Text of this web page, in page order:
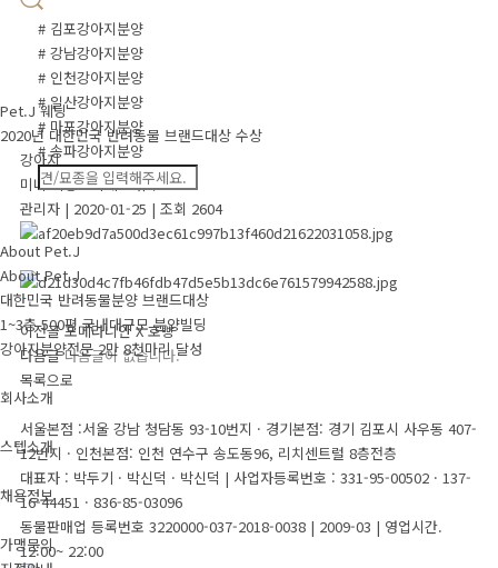
# 김포강아지분양
# 강남강아지분양
# 인천강아지분양
# 일산강아지분양
# 마포강아지분양
# 송파강아지분양
About Pet.J
About Pet.J
대한민국 반려동물분양 브랜드대상
1~3층 500평 국내대규모 분양빌딩
강아지분양전문 2만 8천마리 달성
회사소개
스텝소개
채용정보
가맹문의
Pet.J 웨딩
2020년 대한민국 반려동물 브랜드대상 수상
강아지
미니 비숑프리제 X 유투
관리자 | 2020-01-25 | 조회 2604
이전글 포메라니안 X 호빵
다음글 다음글이 없습니다.
목록으로
서울본점 :서울 강남 청담동 93-10번지 · 경기본점: 경기 김포시 사우동 407-
12번지 · 인천본점: 인천 연수구 송도동96, 리치센트럴 8층전층
대표자 : 박두기 · 박신덕 · 박신덕 | 사업자등록번호 : 331-95-00502 · 137-
16-44451 · 836-85-03096
동물판매업 등록번호 3220000-037-2018-0038 | 2009-03 | 영업시간.
12:00~ 22:00